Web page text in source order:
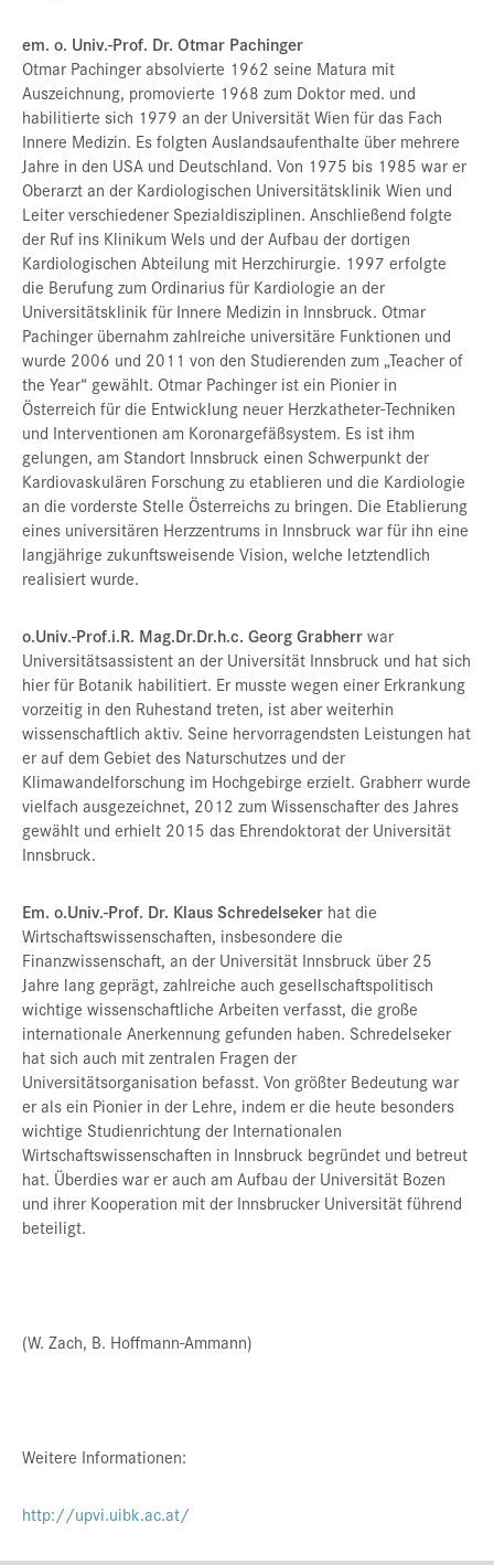
em. o. Univ.-Prof. Dr. Otmar Pachinger
Otmar Pachinger absolvierte 1962 seine Matura mit
Auszeichnung, promovierte 1968 zum Doktor med. und
habilitierte sich 1979 an der Universität Wien für das Fach
Innere Medizin. Es folgten Auslandsaufenthalte über mehrere
Jahre in den USA und Deutschland. Von 1975 bis 1985 war er
Oberarzt an der Kardiologischen Universitätsklinik Wien und
Leiter verschiedener Spezialdisziplinen. Anschließend folgte
der Ruf ins Klinikum Wels und der Aufbau der dortigen
Kardiologischen Abteilung mit Herzchirurgie. 1997 erfolgte
die Berufung zum Ordinarius für Kardiologie an der
Universitätsklinik für Innere Medizin in Innsbruck. Otmar
Pachinger übernahm zahlreiche universitäre Funktionen und
wurde 2006 und 2011 von den Studierenden zum „Teacher of
the Year“ gewählt. Otmar Pachinger ist ein Pionier in
Österreich für die Entwicklung neuer Herzkatheter-Techniken
und Interventionen am Koronargefäßsystem. Es ist ihm
gelungen, am Standort Innsbruck einen Schwerpunkt der
Kardiovaskulären Forschung zu etablieren und die Kardiologie
an die vorderste Stelle Österreichs zu bringen. Die Etablierung
eines universitären Herzzentrums in Innsbruck war für ihn eine
langjährige zukunftsweisende Vision, welche letztendlich
realisiert wurde.
o.Univ.-Prof.i.R. Mag.Dr.Dr.h.c. Georg Grabherrwar
Universitätsassistent an der Universität Innsbruck und hat sich
hier für Botanik habilitiert. Er musste wegen einer Erkrankung
vorzeitig in den Ruhestand treten, ist aber weiterhin
wissenschaftlich aktiv. Seine hervorragendsten Leistungen hat
er auf dem Gebiet des Naturschutzes und der
Klimawandelforschung im Hochgebirge erzielt. Grabherr wurde
vielfach ausgezeichnet, 2012 zum Wissenschafter des Jahres
gewählt und erhielt 2015 das Ehrendoktorat der Universität
Innsbruck.
Em. o.Univ.-Prof. Dr. Klaus Schredelseker hat die
Wirtschaftswissenschaften, insbesondere die
Finanzwissenschaft, an der Universität Innsbruck über 25
Jahre lang geprägt, zahlreiche auch gesellschaftspolitisch
wichtige wissenschaftliche Arbeiten verfasst, die große
internationale Anerkennung gefunden haben. Schredelseker
hat sich auch mit zentralen Fragen der
Universitätsorganisation befasst. Von größter Bedeutung war
er als ein Pionier in der Lehre, indem er die heute besonders
wichtige Studienrichtung der Internationalen
Wirtschaftswissenschaften in Innsbruck begründet und betreut
hat. Überdies war er auch am Aufbau der Universität Bozen
und ihrer Kooperation mit der Innsbrucker Universität führend
beteiligt.
(W. Zach, B. Hoffmann-Ammann)
Weitere Informationen:
http://upvi.uibk.ac.at/